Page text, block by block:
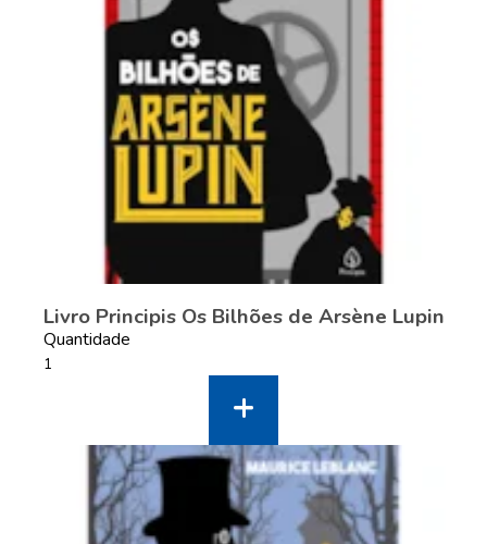
Livro Principis Os Bilhões de Arsène Lupin
Quantidade